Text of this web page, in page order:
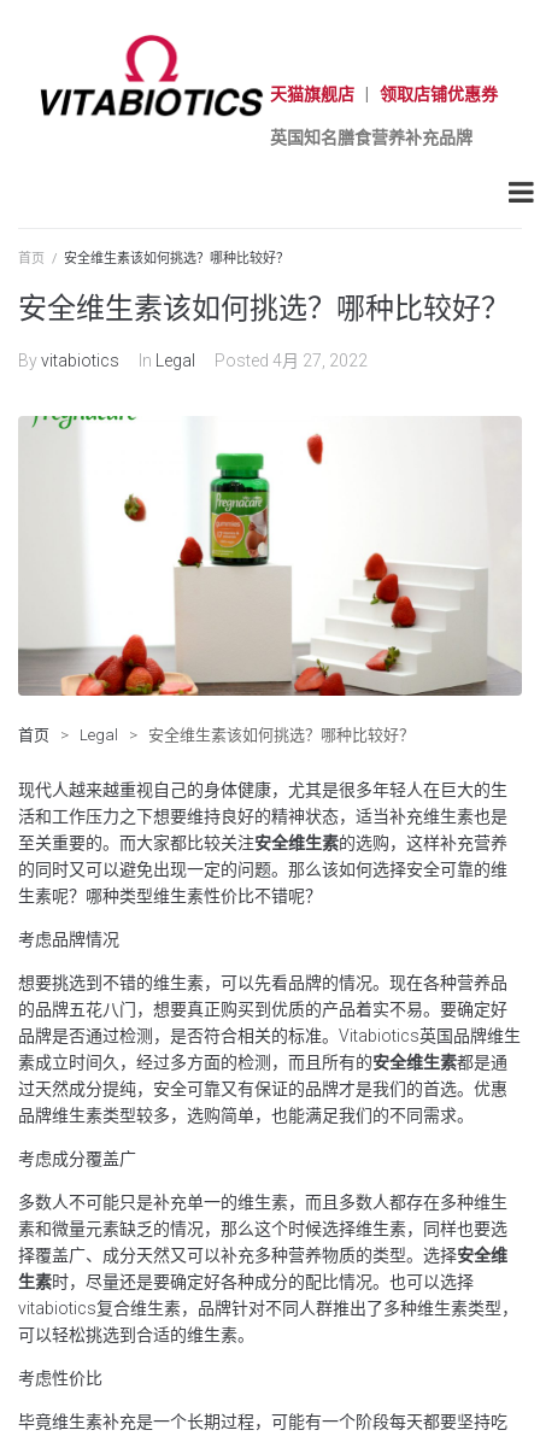
天猫旗舰店 领取店铺优惠券
英国知名膳食营养补充品牌
首页 / 安全维生素该如何挑选？哪种比较好？
安全维生素该如何挑选？哪种比较好？
Byvitabiotics In Legal Posted 4月 27, 2022
首页 > Legal > 安全维生素该如何挑选？哪种比较好？
现代人越来越重视自己的身体健康，尤其是很多年轻人在巨大的生
活和工作压力之下想要维持良好的精神状态，适当补充维生素也是
至关重要的。而大家都比较关注安全维生素的选购，这样补充营养
的同时又可以避免出现一定的问题。那么该如何选择安全可靠的维
生素呢？哪种类型维生素性价比不错呢？
考虑品牌情况
想要挑选到不错的维生素，可以先看品牌的情况。现在各种营养品
的品牌五花八门，想要真正购买到优质的产品着实不易。要确定好
品牌是否通过检测，是否符合相关的标准。Vitabiotics英国品牌维生
素成立时间久，经过多方面的检测，而且所有的安全维生素都是通
过天然成分提纯，安全可靠又有保证的品牌才是我们的首选。优惠
品牌维生素类型较多，选购简单，也能满足我们的不同需求。
考虑成分覆盖广
多数人不可能只是补充单一的维生素，而且多数人都存在多种维生
素和微量元素缺乏的情况，那么这个时候选择维生素，同样也要选
择覆盖广、成分天然又可以补充多种营养物质的类型。选择安全维
生素时，尽量还是要确定好各种成分的配比情况。也可以选择
vitabiotics复合维生素，品牌针对不同人群推出了多种维生素类型，
可以轻松挑选到合适的维生素。
考虑性价比
毕竟维生素补充是一个长期过程，可能有一个阶段每天都要坚持吃